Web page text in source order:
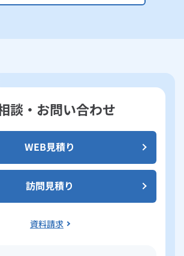
談・お問い合わせ
WEB見積り
訪問見積り
資料請求